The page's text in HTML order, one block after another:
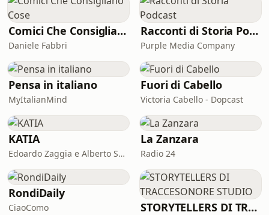
Comici Che Consigliano Cose
Daniele Fabbri
Racconti di Storia Podcast
Purple Media Company
Pensa in italiano
MyItalianMind
Fuori di Cabello
Victoria Cabello - Dopcast
KATIA
Edoardo Zaggia e Alberto Sacco
La Zanzara
Radio 24
RondiDaily
CiaoComo STORYTELLERS DI TRACCESONORE STUDIO